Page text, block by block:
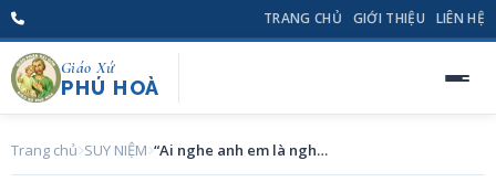
TRANG CHỦ GIỚI THIỆU LIÊN HỆ
Giáo Xứ
PHÚ HOÀ
Trang chủ SUY NIỆM “Ai nghe anh em là nghe Thầy”